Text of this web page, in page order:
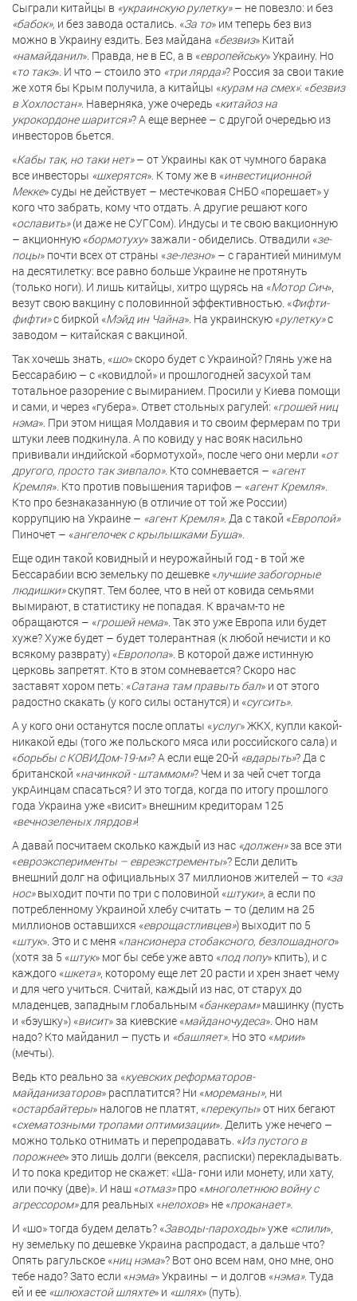
Сыграли китайцы в «украинскую рулетку»– не повезло: и без
«бабок», и без завода остались. «За то» им теперь без виз
можно в Украину ездить. Без майдана «безвиз» Китай
«намайданил». Правда, не в ЕС, а в «европейську» Украину. Но
«то такэ». И что – стоило это «три лярда»? Россия за свои такие
же хотя бы Крым получила, а китайцы «курам на смех»: «безвиз
в Хохлостан». Наверняка, уже очередь «китайоз на
укрокордоне шарится»? А еще вернее – с другой очередью из
инвесторов бьется.
«Кабы так, но таки нет»– от Украины как от чумного барака
все инвесторы «шхерятся». К тому же в «инвестиционной
Мекке» суды не действует – местечковая СНБО «порешает» у
кого что забрать, кому что отдать. А другие решают кого
«ославить»(и даже не СУГСом). Индусы и те свою вакционную
– акционную «бормотуху» зажали - обиделись. Отвадили «зе-
поцы» почти всех от страны «зе-лезно» – с гарантией минимум
на десятилетку: все равно больше Украине не протянуть
(только ноги). И лишь китайцы, хитро щурясь на «Мотор Сич»,
везут свою вакцину с половинной эффективностью. «Фифти-
фифти»с биркой «Мэйд ин Чайна». На украинскую «рулетку»с
заводом – китайская с вакциной.
Так хочешь знать, «шо» скоро будет с Украиной? Глянь уже на
Бессарабию – с «ковидлой» и прошлогодней засухой там
тотальное разорение с вымиранием. Просили у Киева помощи
и сами, и через «губера». Ответ стольных рагулей: «грошей ниц
нэма». При этом нищая Молдавия и то своим фермерам по три
штуки леев подкинула. А по ковиду у нас вояк насильно
прививали индийской «бормотухой», после чего они мерли «от
другого, просто так зивпало». Кто сомневается – «агент
Кремля». Кто против повышения тарифов – «агент Кремля».
Кто про безнаказанную (в отличие от той же России)
коррупцию на Украине – «агент Кремля». Да с такой «Европой»
Пиночет – «ангелочек с крылышками Буша».
Еще один такой ковидный и неурожайный год - в той же
Бессарабии всю земельку по дешевке «лучшие забогорные
людишки»скупят. Тем более, что в ней от ковида семьями
вымирают, в статистику не попадая. К врачам-то не
обращаются – «грошей нема». Так это уже Европа или будет
хуже? Хуже будет – будет толерантная (к любой нечисти и ко
всякому разврату) «Европопа». В которой даже истинную
церковь запретят. Кто в этом сомневается? Скоро нас
заставят хором петь: «Сатана там правыть бал» и от этого
радостно скакать (у кого силы останутся) и «сугсить».
А у кого они останутся после оплаты «услуг» ЖКХ, купли какой-
никакой еды (того же польского мяса или российского сала) и
«борьбы с КОВИДом-19-м»? А если еще 20-й «вдарыть»? Да с
британской «начинкой - штаммом»? Чем и за чей счет тогда
укрАинцам спасаться? И это тогда, когда по итогу прошлого
года Украина уже «висит» внешним кредиторам 125
«вечнозеленых лярдов»!
А давай посчитаем сколько каждый из нас «должен»за все эти
«евроэксперименты – евреэкстременты»? Если делить
внешний долг на официальных 37 миллионов жителей – то «за
нос»выходит почти по три с половиной «штуки», а если по
потребленному Украиной хлебу считать – то (делим на 25
миллионов оставшихся «еврощастливцев») выходит по 5
«штук». Это и с меня «пансионера стобаксного, безлошадного»
(хотя за 5 «штук» мог бы себе уже авто «под попу» кпить), и с
каждого «шкета», которому еще лет 20 расти и хрен знает чему
и для чего учиться. Считай, каждый из нас, от старух до
младенцев, западным глобальным «банкерам»машинку (пусть
и «бэушку») «висит» за киевские «майданочудеса». Оно нам
надо? Кто майданил – пусть и «башляет». Но это «мрии»
(мечты).
Ведь кто реально за «куевских реформаторов-
майданизаторов» расплатится? Ни «мореманы», ни
«остарбайтеры» налогов не платят, «перекупы» от них бегают
«схематозными тропами оптимизации». Делить уже нечего –
можно только отнимать и перепродавать. «Из пустого в
порожнее» это лишь долги (векселя, расписки) перекладывать.
И то пока кредитор не скажет: «Ша- гони или монету, или хату,
или почку (две)». И наш «отмаз»про «многолетнюю войну с
агрессором»для реальных «нелохов» не «проканает».
И «шо» тогда будем делать? «Заводы-пароходы» уже «слили»,
ну земельку по дешевке Украина распродаст, а дальше что?
Опять рагульское «ниц нэма»? Вот оно всем нам, оно мне, оно
тебе надо? Зато если «нэма» Украины – и долгов «нэма». Туда
ей и ее «шлюхастой шляхте» и «шлях» (путь).